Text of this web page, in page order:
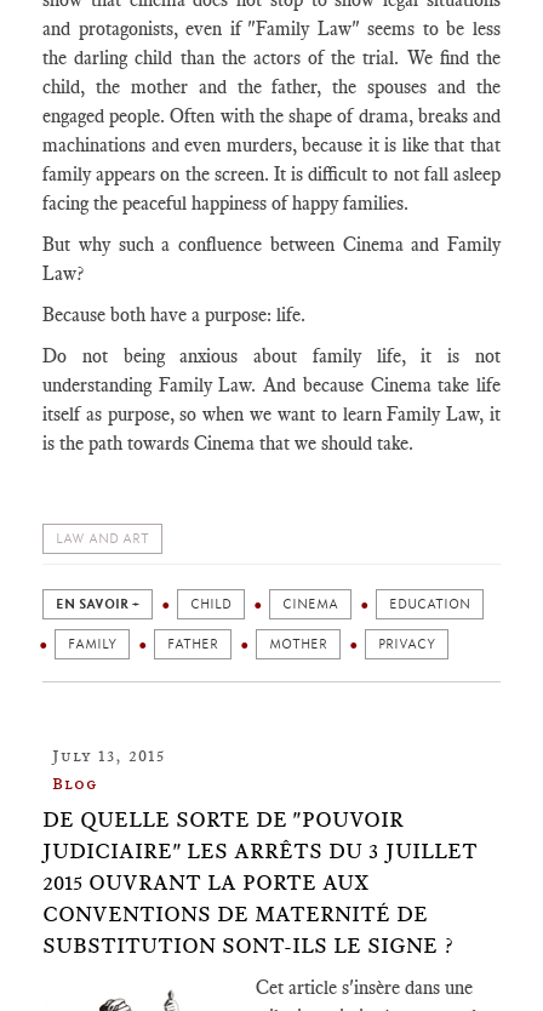
and protagonists, even if "Family Law" seems to be less
the darling child than the actors of the trial. We find the
child, the mother and the father, the spouses and the
engaged people. Often with the shape of drama, breaks and
machinations and even murders, because it is like that that
family appears on the screen. It is difficult to not fall asleep
facing the peaceful happiness of happy families.
But why such a confluence between Cinema and Family
Law?
Because both have a purpose: life.
Do not being anxious about family life, it is not
understanding Family Law. And because Cinema take life
itself as purpose, so when we want to learn Family Law, it
is the path towards Cinema that we should take.
LAW AND ART
EN SAVOIR + CHILD CINEMA EDUCATION
FAMILY FATHER MOTHER PRIVACY
July 13, 2015
Blog
DE QUELLE SORTE DE "POUVOIR
JUDICIAIRE" LES ARRÊTS DU 3 JUILLET
2015 OUVRANT LA PORTE AUX
CONVENTIONS DE MATERNITÉ DE
SUBSTITUTION SONT-ILS LE SIGNE ?
Cet article s'insère dans une